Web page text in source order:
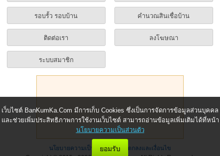
รอบรั้ว รอบบ้าน คำนวณสินเชื่อบ้าน
ติดต่อเรา ลงโฆษณา
ระบบสมาชิก
นโยบายความเป็นส่วนตัว| ข้อตกลงและเงื่อนไข
เว็บไซต์ BanKumKa.Com มีการเก็บ Cookies ซึ่งเป็นการจัดการข้อมูลส่วนบุคคล
และช่วยเพิ่มประสิทธิภาพการใช้งานเว็บไซต์ สามารถอ่านข้อมูลเพิ่มเติมได้ที่หน้า
นโยบายความเป็นส่วนตัว
ยอมรับ